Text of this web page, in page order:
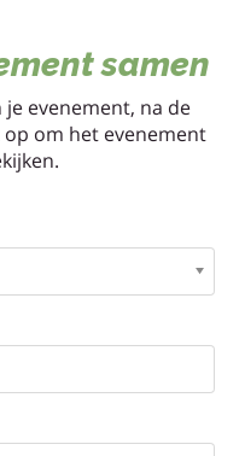
samen
evenement, na de
om het evenement